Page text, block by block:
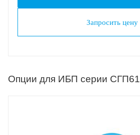
Запросить цену
Опции для ИБП серии СГП61